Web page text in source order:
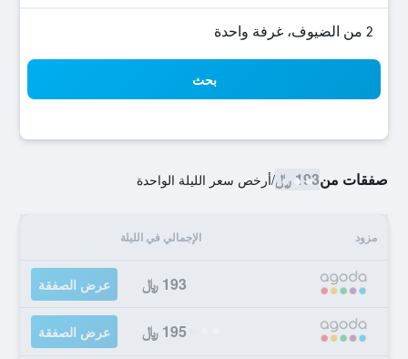
2 من الضيوف، غرفة واحدة
بحث
صفقات من193 ﷼ /أرخص سعر الليلة الواحدة
مزود الإجمالي في الليلة
193 ﷼ عرض الصفقة
195 ﷼ عرض الصفقة